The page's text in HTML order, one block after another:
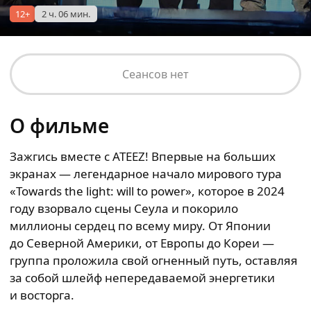
12+ 2 ч. 06 мин.
Сеансов нет
О фильме
Зажгись вместе с ATEEZ! Впервые на больших
экранах — легендарное начало мирового тура
«Towards the light: will to power», которое в 2024
году взорвало сцены Сеула и покорило
миллионы сердец по всему миру. От Японии
до Северной Америки, от Европы до Кореи —
группа проложила свой огненный путь, оставляя
за собой шлейф непередаваемой энергетики
и восторга.